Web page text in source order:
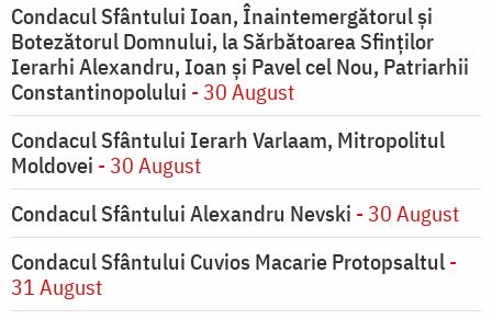
Condacul Sfântului Ioan, Înaintemergătorul şi
Botezătorul Domnului, la Sărbătoarea Sfinţilor
Ierarhi Alexandru, Ioan şi Pavel cel Nou, Patriarhii
Constantinopolului - 30 August
Condacul Sfântului Ierarh Varlaam, Mitropolitul
Moldovei - 30 August
Condacul Sfântului Alexandru Nevski - 30 August
Condacul Sfântului Cuvios Macarie Protopsaltul-
31 August